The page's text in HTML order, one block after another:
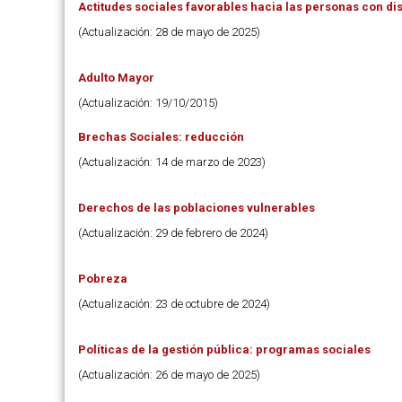
Actitudes sociales favorables hacia las personas con
(Actualización: 28 de mayo de 2025)
Adulto Mayor
(Actualización: 19/10/2015)
Brechas Sociales: reducción
(Actualización: 14 de marzo de 2023)
Derechos de las poblaciones vulnerables
(Actualización: 29 de febrero de 2024)
Pobreza
(Actualización: 23 de octubre de 2024)
Políticas de la gestión pública: programas sociales
(Actualización: 26 de mayo de 2025)